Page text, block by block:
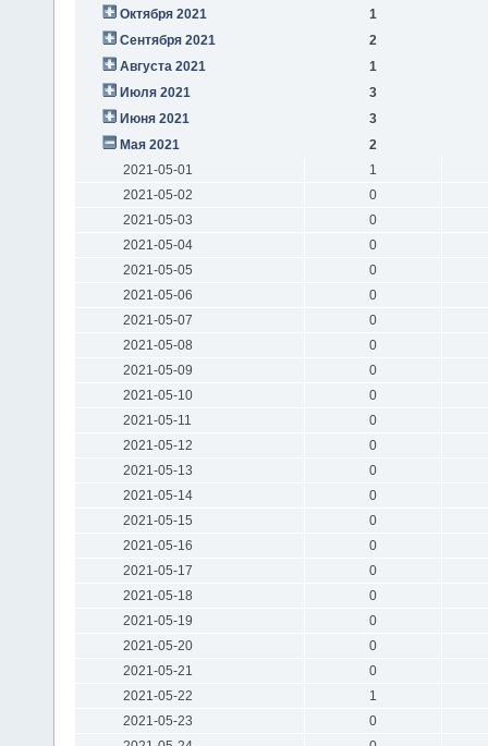
Октября 2021
1
Сентября 2021
2
Августа 2021
1
Июля 2021
3
Июня 2021
3
Мая 2021
2
2021-05-01
1
2021-05-02
0
2021-05-03
0
2021-05-04
0
2021-05-05
0
2021-05-06
0
2021-05-07
0
2021-05-08
0
2021-05-09
0
2021-05-10
0
2021-05-11
0
2021-05-12
0
2021-05-13
0
2021-05-14
0
2021-05-15
0
2021-05-16
0
2021-05-17
0
2021-05-18
0
2021-05-19
0
2021-05-20
0
2021-05-21
0
2021-05-22
1
2021-05-23
0